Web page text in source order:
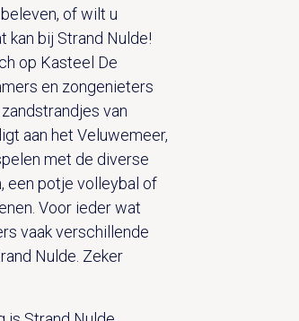
of wilt u
kan bij Strand Nulde!
op Kasteel De
en zongenieters
van
aan het Veluwemeer,
met de diverse
een potje volleybal of
Voor ieder wat
vaak verschillende
Nulde. Zeker